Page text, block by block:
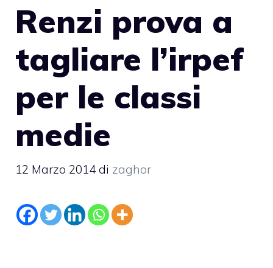
Renzi prova a
tagliare l’irpef
per le classi
medie
12 Marzo 2014 di zaghor